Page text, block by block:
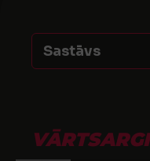
Sastāvs
VĀRTSARGI